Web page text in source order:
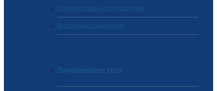
Комбинированные подшипники
Корпусные подшипники
Подшипниковые узлы